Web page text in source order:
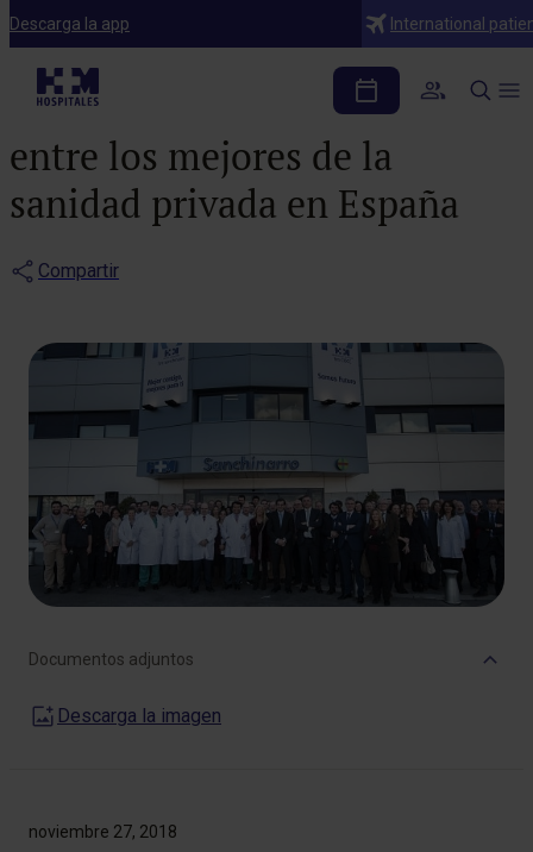
Descarga la app International
Notas de prensa
HM Hospitales mantiene
dos centros hospitalarios
entre los mejores de la
sanidad privada en España
Compartir
noviembre 27, 2018
Documentos adjuntos
Descarga la imagen